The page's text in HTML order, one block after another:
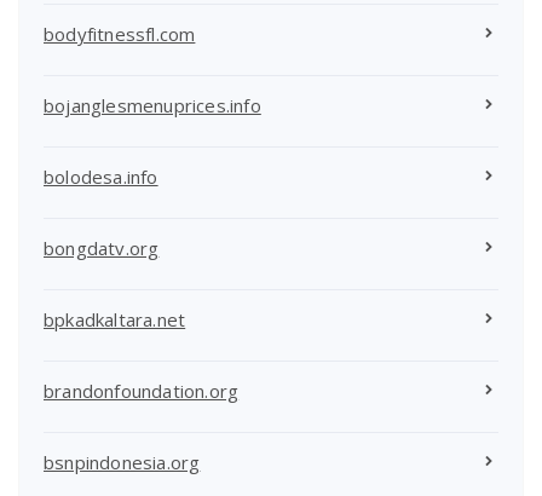
bodyfitnessfl.com
bojanglesmenuprices.info
bolodesa.info
bongdatv.org
bpkadkaltara.net
brandonfoundation.org
bsnpindonesia.org